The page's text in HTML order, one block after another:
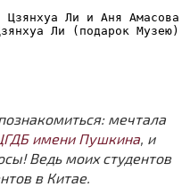
Цзянхуа Ли и Аня Амасова
Ли (подарок Музею)
мечтала
имени Пушкина, и
Ведь моих студентов
в Китае.